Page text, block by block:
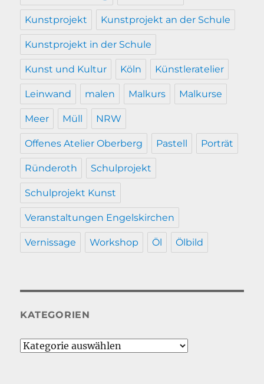
Kunstprojekt Kunstprojekt an der Schule
Kunstprojekt in der Schule
Kunst und Kultur Köln Künstleratelier
Leinwand malen Malkurs Malkurse
Meer Müll NRW
Offenes Atelier Oberberg Pastell Porträt
Ründeroth Schulprojekt
Schulprojekt Kunst
Veranstaltungen Engelskirchen
Vernissage Workshop Öl Ölbild
KATEGORIEN
Kategorien